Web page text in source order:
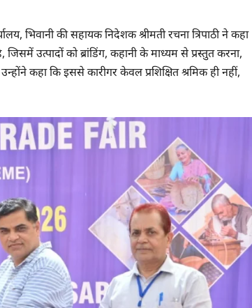
भिवानी की सहायक निदेशक श्रीमती रचना त्रिपाठी ने कहा
उत्पादों को ब्रांडिंग, कहानी के माध्यम से प्रस्तुत करना,
कहा कि इससे कारीगर केवल प्रशिक्षित श्रमिक ही नहीं,